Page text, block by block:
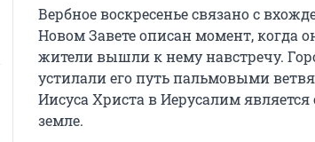
Вербное воскресенье связано с
Новом Завете описан момент, когда
жители вышли к нему навстречу.
устилали его путь пальмовыми
Иисуса Христа в Иерусалим
земле.